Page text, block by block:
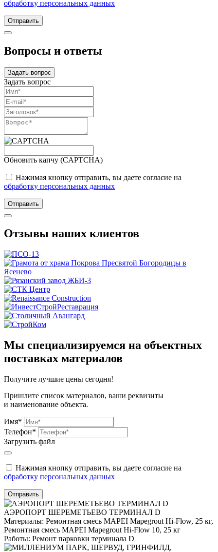
обработку персональных данных
Отправить
Вопросы и ответы
Задать вопрос
Задать вопрос
Обновить капчу (CAPTCHA)
Нажимая кнопку отправить, вы даете согласие на
обработку персональных данных
Отправить
Отзывы наших клиентов
Мы специализируемся на объектных
поставках материалов
Получите лучшие цены сегодня!
Пришлите список материалов, ваши реквизиты
и наименование объекта.
Имя*
Телефон*
Загрузить файл
Нажимая кнопку отправить, вы даете согласие на
обработку персональных данных
Отправить
АЭРОПОРТ ШЕРЕМЕТЬЕВО ТЕРМИНАЛ D
Материалы: Ремонтная смесь MAPEI Mapegrout Hi-Flow, 25 кг,
Ремонтная смесь MAPEI Mapegrout Hi-Flow 10, 25 кг
Работы: Ремонт парковки терминала D